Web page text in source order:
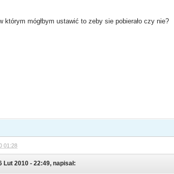
którym mógłbym ustawić to zeby sie pobierało czy nie?
01:28
Lut 2010 - 22:49, napisał: